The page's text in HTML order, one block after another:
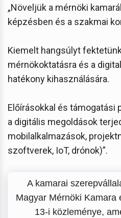
„Növeljük a mérnöki
képzésben és a szakmai
Kiemelt hangsúlyt
mérnökoktatásra és a
hatékony kihasználására.
Előírásokkal és
a digitális megoldások
mobilalkalmazások,
szoftverek, IoT, drónok)”.
A kamarai
Magyar Mérnöki Kamara
13-i közleménye,